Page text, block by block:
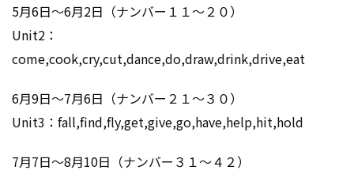
5月6日～6月2日（ナンバー１１～２０）
Unit2：
come,cook,cry,cut,dance,do,draw,drink,drive,eat
6月9日～7月6日（ナンバー２１～３０）
Unit3：fall,find,fly,get,give,go,have,help,hit,hold
7月7日～8月10日（ナンバー３１～４２）